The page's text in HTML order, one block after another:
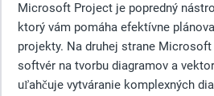
Microsoft Project je popredný
ktorý vám pomáha efektívne
projekty. Na druhej strane
softvér na tvorbu diagramov a
uľahčuje vytváranie komplexných